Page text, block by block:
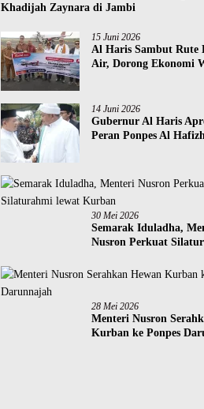
Khadijah Zaynara di Jambi
15 Juni 2026
Al Haris Sambut Rute
Air, Dorong Ekonomi
14 Juni 2026
Gubernur Al Haris
Peran Ponpes Al
30 Mei 2026
Semarak Iduladha,
Nusron Perkuat
28 Mei 2026
Menteri Nusron
Kurban ke Ponpes